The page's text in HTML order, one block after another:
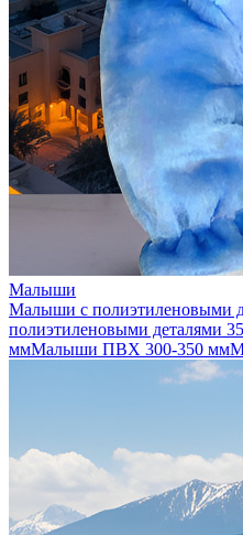
Малыши
Малыши с полиэтиленовыми
полиэтиленовыми деталями
ммМалыши ПВХ 300-350 мм